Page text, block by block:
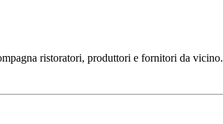
ristoratori, produttori e fornitori da vicino.